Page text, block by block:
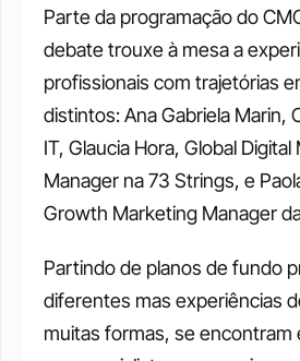
Parte da programação do
debate trouxe à mesa a
profissionais com trajetórias
distintos: Ana Gabriela Marin,
IT, Glaucia Hora, Global
Manager na 73 Strings, e
Growth Marketing Manager
Partindo de planos de fundo
diferentes mas experiências
muitas formas, se encontram